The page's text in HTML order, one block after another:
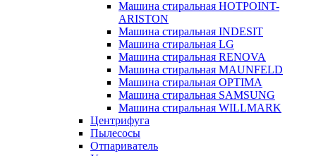
Машина стиральная HOTPOINT-
ARISTON
Машина стиральная INDESIT
Машина стиральная LG
Машина стиральная RENOVA
Машина стиральная MAUNFELD
Машина стиральная OPTIMA
Машина стиральная SAMSUNG
Машина стиральная WILLMARK
Центрифуга
Пылесосы
Отпариватель